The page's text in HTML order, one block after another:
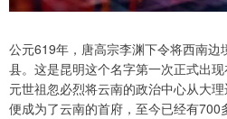
公元619年，唐高宗李渊下令将西南边
县。这是昆明这个名字第一次正式出
元世祖忽必烈将云南的政治中心从大
便成为了云南的首府，至今已经有700